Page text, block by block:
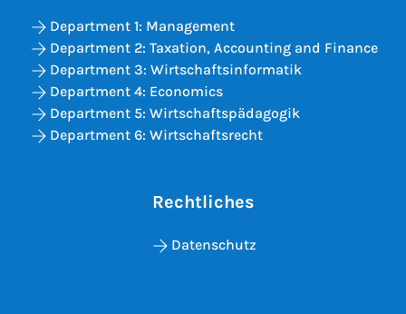
Department 1: Management
Department 2: Taxation, Accounting and Finance
Department 3: Wirtschaftsinformatik
Department 4: Economics
Department 5: Wirtschaftspädagogik
Department 6: Wirtschaftsrecht
Rechtliches
Datenschutz